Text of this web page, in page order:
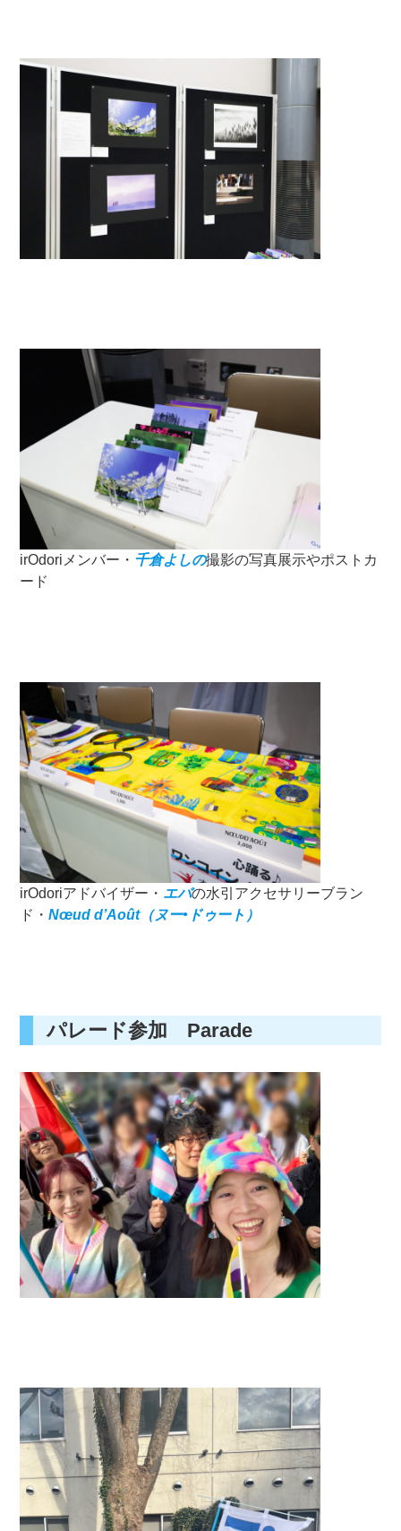
irOdoriメンバー・ 千倉よしの撮影の写真展示やポストカ
ード
irOdoriアドバイザー・ エバの水引アクセサリーブラン
ド・Nœud d’Août（ヌー•ドゥート）
パレード参加 Parade